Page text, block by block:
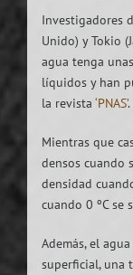
Investigadores
Unido) y Tokio
agua tenga
líquidos y han
la revista ‘PNAS’.
Mientras que
densos cuando
densidad
cuando 0 ºC se
Además, el
superficial, una